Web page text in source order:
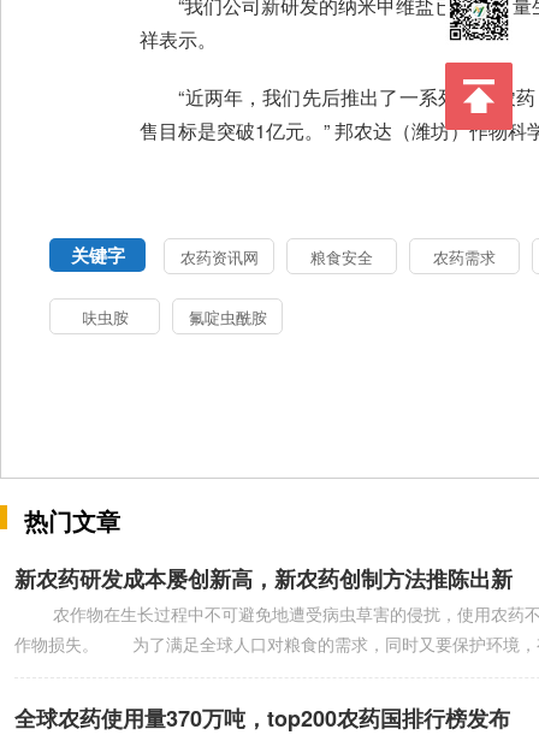
祥表示。
“近两年，我们先后推出了一系列纳米农药
售目标是突破1亿元。” 邦农达（潍坊）作物
关键字 农药资讯网 粮食安全 农药需求
呋虫胺 氟啶虫酰胺
热门文章
新农药研发成本屡创新高，新农药创制方法推陈出新
农作物在生长过程中不可避免地遭受病虫草害的侵扰，使用农药
作物损失。 为了满足全球人口对粮食的需求，同时又要保护环境，
全球农药使用量370万吨，top200农药国排行榜发布